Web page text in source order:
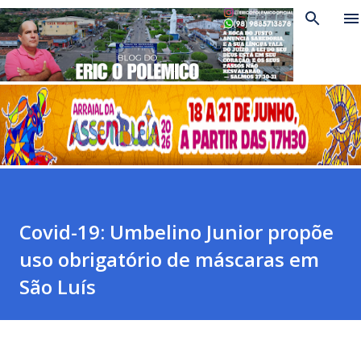
Pular para o conteúdo principal
Covid-19: Umbelino Junior propõe
uso obrigatório de máscaras em
São Luís